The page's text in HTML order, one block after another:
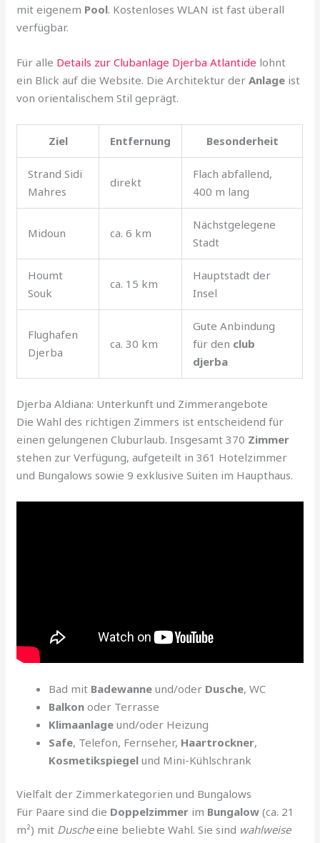
mit eigenem Pool. Kostenloses WLAN ist fast überall
verfügbar.
Für alle Details zur Clubanlage Djerba Atlantide lohnt
ein Blick auf die Website. Die Architektur derAnlage ist
von orientalischem Stil geprägt.
Ziel Entfernung Besonderheit
Strand Sidi
Mahres
direkt
Flach abfallend,
400 m lang
Midoun ca. 6 km
Nächstgelegene
Stadt
Houmt
Souk
ca. 15 km
Hauptstadt der
Insel
Flughafen
Djerba
ca. 30 km
Gute Anbindung
für den club
djerba
Djerba Aldiana: Unterkunft und Zimmerangebote
Die Wahl des richtigen Zimmers ist entscheidend für
einen gelungenen Cluburlaub. Insgesamt 370 Zimmer
stehen zur Verfügung, aufgeteilt in 361 Hotelzimmer
und Bungalows sowie 9 exklusive Suiten im Haupthaus.
Bad mit Badewanne und/oder Dusche, WC
Balkon oder Terrasse
Klimaanlage und/oder Heizung
Safe, Telefon, Fernseher, Haartrockner,
Kosmetikspiegel und Mini-Kühlschrank
Vielfalt der Zimmerkategorien und Bungalows
Für Paare sind die Doppelzimmer im Bungalow (ca. 21
m²) mit Duscheeine beliebte Wahl. Sie sind wahlweise